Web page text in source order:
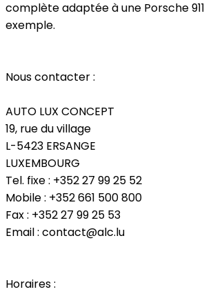
complète adaptée à une Porsche
exemple.
Nous contacter :
AUTO LUX CONCEPT
19, rue du village
L-5423 ERSANGE
LUXEMBOURG
Tel. fixe : +352 27 99 25 52
Mobile : +352 661 500 800
Fax : +352 27 99 25 53
Email : contact@alc.lu
Horaires :